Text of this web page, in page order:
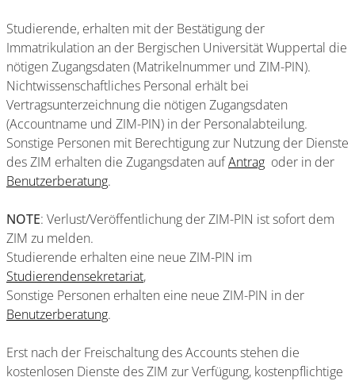
Studierende, erhalten mit der Bestätigung der
Immatrikulation an der Bergischen Universität Wuppertal die
nötigen Zugangsdaten (Matrikelnummer und ZIM-PIN).
Nichtwissenschaftliches Personal erhält bei
Vertragsunterzeichnung die nötigen Zugangsdaten
(Accountname und ZIM-PIN) in der Personalabteilung.
Sonstige Personen mit Berechtigung zur Nutzung der Dienste
des ZIM erhalten die Zugangsdaten aufAntrag oder in der
Benutzerberatung.
NOTE: Verlust/Veröffentlichung der ZIM-PIN ist sofort dem
ZIM zu melden.
Studierende erhalten eine neue ZIM-PIN im
Studierendensekretariat,
Sonstige Personen erhalten eine neue ZIM-PIN in der
Benutzerberatung.
Erst nach der Freischaltung des Accounts stehen die
kostenlosen Dienste des ZIM zur Verfügung, kostenpflichtige